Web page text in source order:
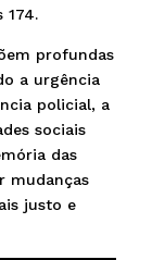
174.
profundas
a urgência
policial, a
sociais
das
mudanças
justo e